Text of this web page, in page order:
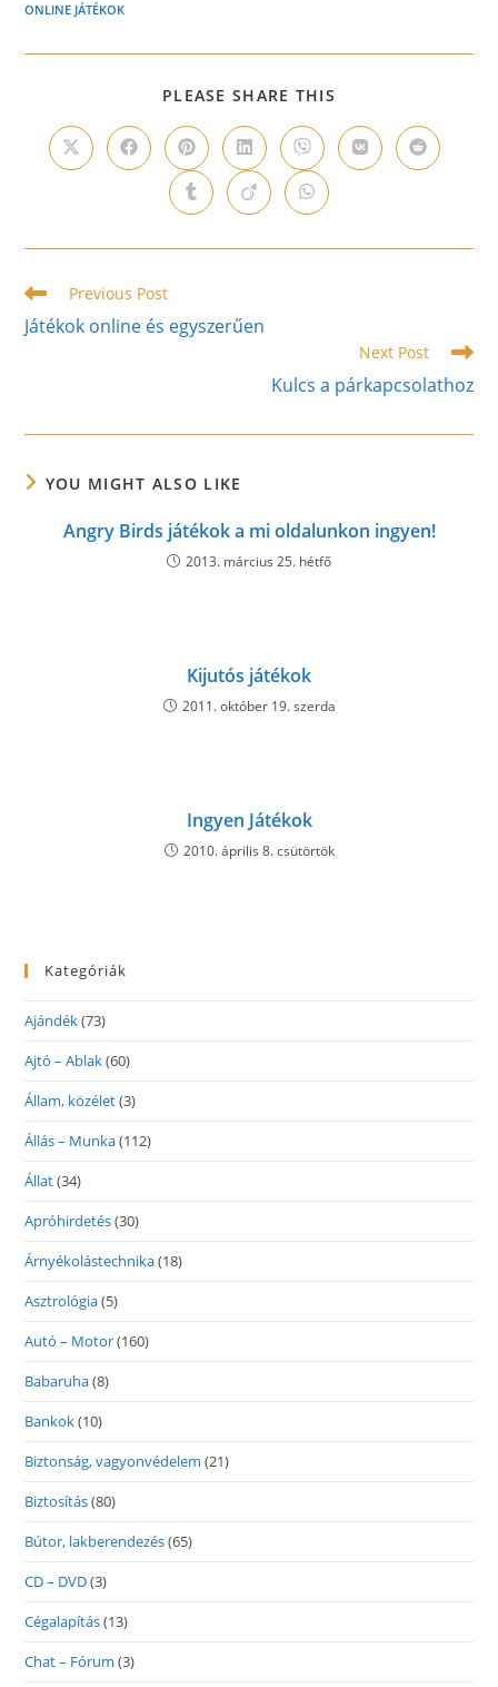
ONLINE JÁTÉKOK
PLEASE SHARE THIS
CONTENT
Opens
in
Opens
in
window
Opens
in
a
new
window
Opens
in
a
new
window
Opens
in
a
new
window
Opens
in
Opens
in
Opens
in
new
Opens
in
new
Opens
in
new
Read
more
articles
Previous Post
Játékok online és egyszerűen
Next Post
Kulcs a párkapcsolathoz
YOU MIGHT ALSO LIKE
Angry Birds játékok a mi oldalunkon ingyen!
2013. március 25. hétfő
Kijutós játékok
2011. október 19. szerda
Ingyen Játékok
2010. április 8. csütörtök
Kategóriák
Ajándék(73)
Ajtó – Ablak(60)
Állam, közélet(3)
Állás – Munka(112)
Állat(34)
Apróhirdetés(30)
Árnyékolástechnika(18)
Asztrológia(5)
Autó – Motor(160)
Babaruha(8)
Bankok(10)
Biztonság, vagyonvédelem (21)
Biztosítás(80)
Bútor, lakberendezés(65)
CD – DVD(3)
Cégalapítás(13)
Chat – Fórum (3)